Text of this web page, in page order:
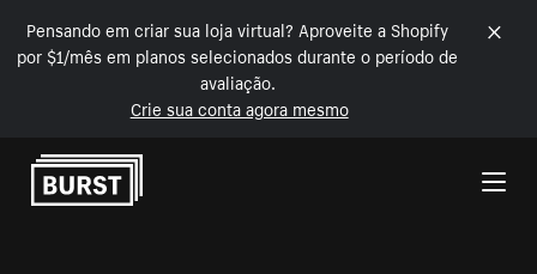
Pensando em criar sua loja virtual? Aproveite a Shopify
por $1/mês em planos selecionados durante o período de
avaliação.
Crie sua conta agora mesmo
Pular para o conteúdo